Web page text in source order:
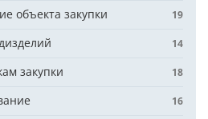
объекта закупки 19
14
закупки 18
16